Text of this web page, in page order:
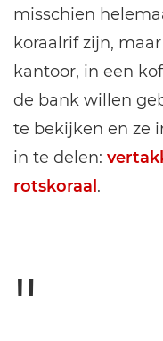
misschien
koraalrif zijn,
kantoor, in een
de bank willen
te bekijken en ze
in te delen:
rotskoraal .